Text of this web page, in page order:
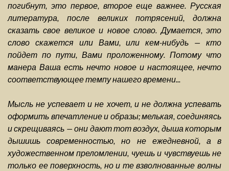
погибнут, это первое, второе еще важнее. Русская
литература, после великих потрясений, должна
сказать свое великое и новое слово. Думается, это
слово скажется или Вами, или кем-нибудь — кто
пойдет по пути, Вами проложенному. Потому что
манера Ваша есть нечто новое и настоящее, нечто
соответствующее темпу нашего времени...
Мысль не успевает и не хочет, и не должна успевать
оформить впечатление и образы; мелькая, соединяясь
и скрещиваясь — они дают тот воздух, дыша которым
дышишь современностью, но не ежедневной, а в
художественном преломлении, чуешь и чувствуешь не
только ее поверхность, но и те взволнованные волны